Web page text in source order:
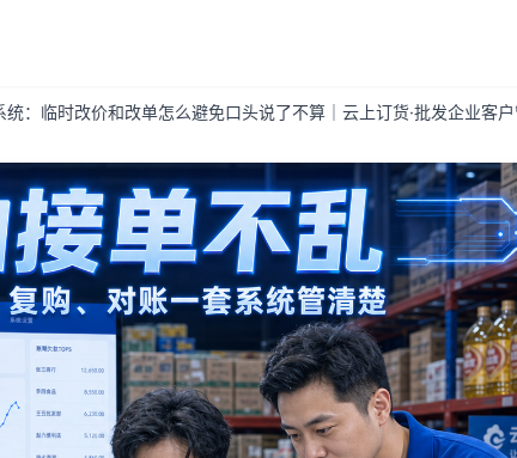
统：临时改价和改单怎么避免口头说了不算｜云上订货·批发企业